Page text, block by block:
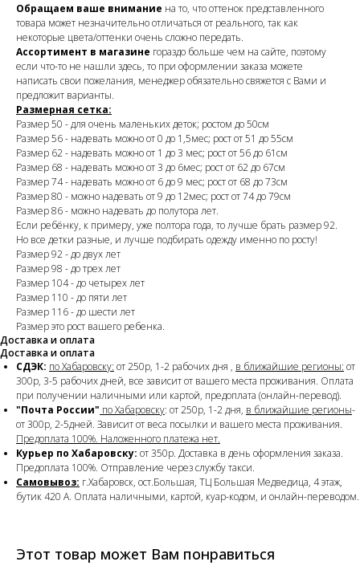
Обращаем ваше внимание на то, что оттенок представленного
товара может незначительно отличаться от реального, так как
некоторые цвета/оттенки очень сложно передать.
Ассортимент в магазине гораздо больше чем на сайте, поэтому
если что-то не нашли здесь, то при оформлении заказа можете
написать свои пожелания, менеджер обязательно свяжется с Вами и
предложит варианты.
Размерная сетка:
Размер 50 - для очень маленьких деток; ростом до 50см
Размер 56 - надевать можно от 0 до 1,5мес; рост от 51 до 55см
Размер 62 - надевать можно от 1 до 3 мес; рост от 56 до 61см
Размер 68 - надевать можно от 3 до 6мес; рост от 62 до 67см
Размер 74 - надевать можно от 6 до 9 мес; рост от 68 до 73см
Размер 80 - можно надевать от 9 до 12мес; рост от 74 до 79см
Размер 86 - можно надевать до полутора лет.
Если ребёнку, к примеру, уже полтора года, то лучше брать размер 92.
Но все детки разные, и лучше подбирать одежду именно по росту!
Размер 92 - до двух лет
Размер 98 - до трех лет
Размер 104 - до четырех лет
Размер 110 - до пяти лет
Размер 116 - до шести лет
Размер это рост вашего ребенка.
Доставка и оплата
Доставка и оплата
СДЭК: по Хабаровску: от 250р, 1-2 рабочих дня , в ближайшие регионы: от
300р, 3-5 рабочих дней, все зависит от вашего места проживания. Оплата
при получении наличными или картой, предоплата (онлайн-перевод).
"Почта России" по Хабаровску: от 250р, 1-2 дня, в ближайшие регионы-
от 300р, 2-5дней. Зависит от веса посылки и вашего места проживания.
Предоплата 100%. Наложенного платежа нет.
Курьер по Хабаровску: от 350р. Доставка в день оформления заказа.
Предоплата 100%. Отправление через службу такси.
Самовывоз: г.Хабаровск, ост.Большая, ТЦ Большая Медведица, 4 этаж,
бутик 420 А. Оплата наличными, картой, куар-кодом, и онлайн-переводом.
Этот товар может Вам понравиться